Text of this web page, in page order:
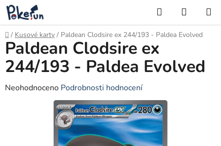
Přejít
na
obsah
Hledat
KOŠÍK
Domů
/ Kusové karty / Paldean Clodsire ex 244/193 - Paldea Evolved
Paldean Clodsire ex
244/193 - Paldea Evolved
Průměrné
Neohodnoceno Podrobnosti hodnocení